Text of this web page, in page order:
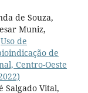
de Souza,
Muniz,
Uso de
de
Centro-Oeste
Salgado Vital,